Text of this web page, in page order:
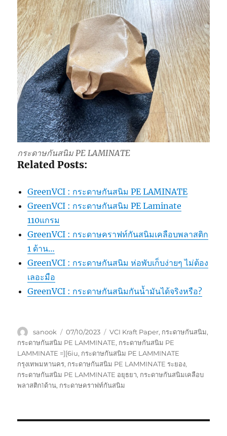
กระดาษกันสนิม PE LAMINATE
Related Posts:
GreenVCI : กระดาษกันสนิม PE LAMINATE
GreenVCI : กระดาษกันสนิม PE Laminate
110แกรม
GreenVCI : กระดาษคราฟท์กันสนิมเคลือบพลาสติก
1 ด้าน…
GreenVCI : กระดาษกันสนิม ห่อพับเก็บง่ายๆ ไม่ต้อง
เลอะมือ
GreenVCI : กระดาษกันสนิมกันน้ำมันได้จริงหรือ?
Author
sanook
Posted
on
07/10/2023 Tags
VCI Kraft Paper, กระดาษกันสนิม,
กระดาษกันสนิม PE LAMMINATE, กระดาษกันสนิม PE
LAMMINATE =][6iu, กระดาษกันสนิม PE LAMMINATE
กรุงเทพมหานคร, กระดาษกันสนิม PE LAMMINATE ระยอง,
กระดาษกันสนิม PE LAMMINATE อยุธยา, กระดาษกันสนิมเคลือบ
พลาสติก1ด้าน, กระดาษคราฟท์กันสนิม